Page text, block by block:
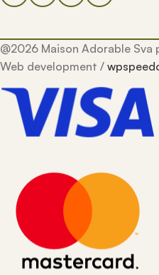
@2026 Maison Adorable Sva
Web development /